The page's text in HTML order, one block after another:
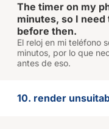
The timer on my
minutes, so I
before then.
El reloj en mi teléfono
minutos, por lo que
antes de eso.
10. render